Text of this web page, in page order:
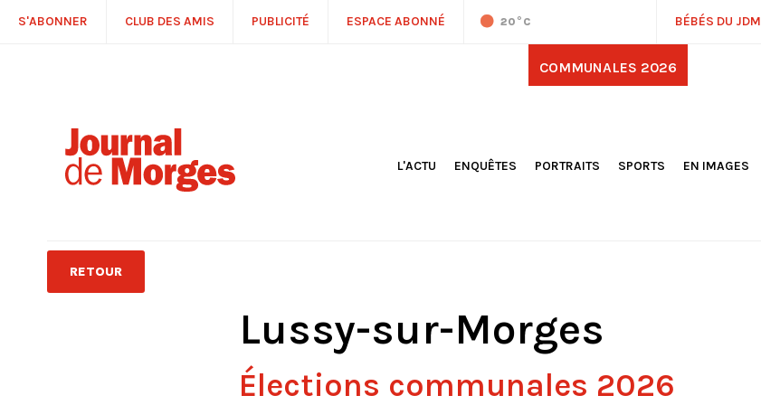
S'ABONNER CLUB DES AMIS PUBLICITÉ ESPACE ABONNÉ 20 °C BÉBÉS DU JDM
COMMUNALES 2026
L'ACTU
ENQUÊTES PORTRAITS
SPORTS
EN IMAGES
RETOUR
Lussy-sur-Morges
Élections communales 2026